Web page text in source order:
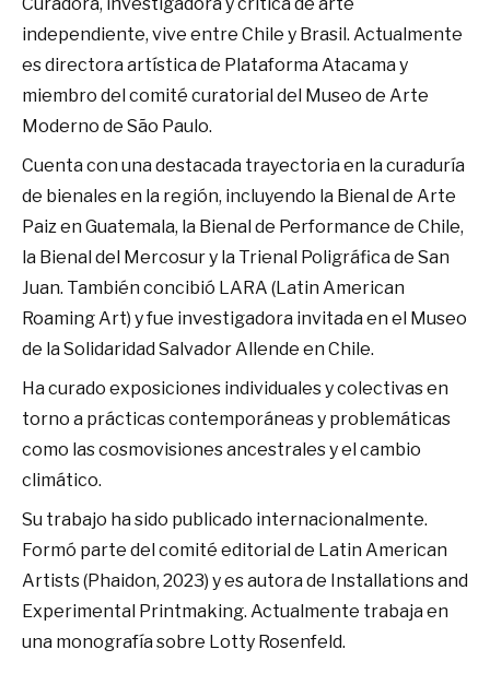
independiente, vive entre Chile y Brasil. Actualmente
es directora artística de Plataforma Atacama y
miembro del comité curatorial del Museo de Arte
Moderno de São Paulo.
Cuenta con una destacada trayectoria en la curaduría
de bienales en la región, incluyendo la Bienal de Arte
Paiz en Guatemala, la Bienal de Performance de Chile,
la Bienal del Mercosur y la Trienal Poligráfica de San
Juan. También concibió LARA (Latin American
Roaming Art) y fue investigadora invitada en el Museo
de la Solidaridad Salvador Allende en Chile.
Ha curado exposiciones individuales y colectivas en
torno a prácticas contemporáneas y problemáticas
como las cosmovisiones ancestrales y el cambio
climático.
Su trabajo ha sido publicado internacionalmente.
Formó parte del comité editorial de Latin American
Artists (Phaidon, 2023) y es autora de Installations and
Experimental Printmaking. Actualmente trabaja en
una monografía sobre Lotty Rosenfeld.